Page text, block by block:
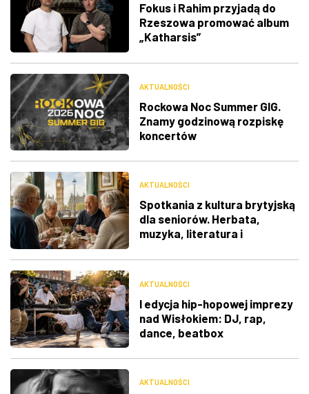
Fokus i Rahim przyjadą do
Rzeszowa promować album
„Katharsis”
AKTUALNOŚCI
Rockowa Noc Summer GIG.
Znamy godzinową rozpiskę
koncertów
AKTUALNOŚCI
Spotkania z kultura brytyjską
dla seniorów. Herbata,
muzyka, literatura i
AKTUALNOŚCI
I edycja hip-hopowej imprezy
nad Wisłokiem: DJ, rap,
dance, beatbox
AKTUALNOŚCI